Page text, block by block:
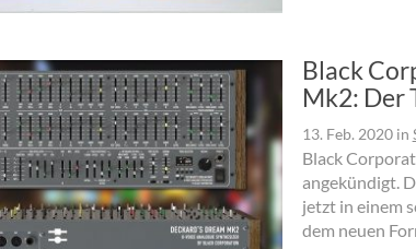
Black
Mk2: Der
13. Feb. 2020in
Black
angekündigt.
jetzt in einem
dem neuen